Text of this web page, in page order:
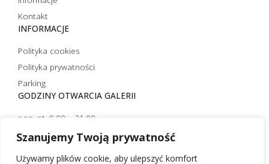
Szanujemy Twoją prywatność
Używamy plików cookie, aby ulepszyć komfort
Kontakt
INFORMACJE
Polityka cookies
Polityka prywatności
Parking
GODZINY OTWARCIA GALERII
pon.-pt. 9.00 – 21.00
sobota 10.00 – 21.00